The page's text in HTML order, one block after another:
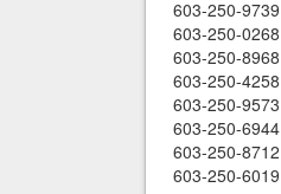
603-250-9739
603-250-0268
603-250-8968
603-250-4258
603-250-9573
603-250-6944
603-250-8712
603-250-6019